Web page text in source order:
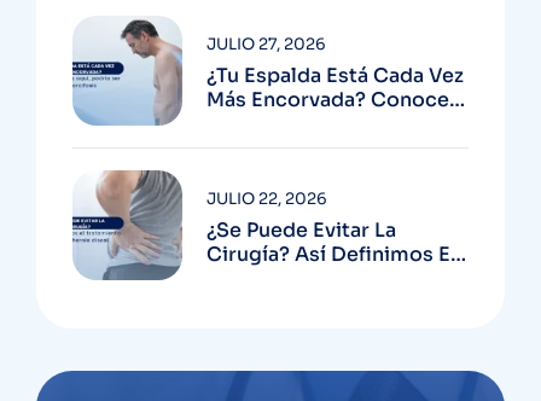
¿Tu Espalda Está Cada Vez
Más Encorvada? Conoce
Hipercifosis
JULIO 27, 2026
¿Se Puede Evitar La
Cirugía? Así Definimos El
JULIO 22, 2026